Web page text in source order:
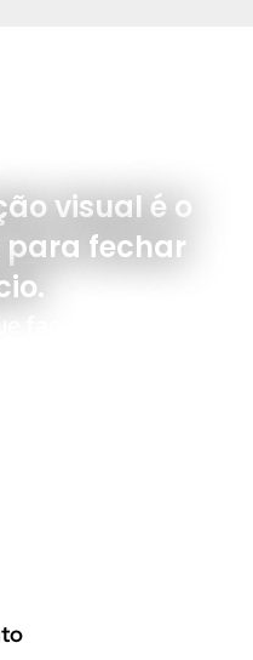
visual é o
para fechar
façam seu imóvel